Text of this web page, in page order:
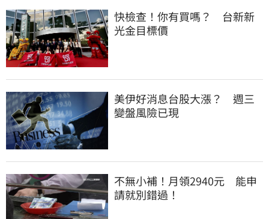
快檢查！你有買嗎？　台新新
光金目標價
美伊好消息台股大漲？　週三
變盤風險已現
不無小補！月領2940元　能申
請就別錯過！